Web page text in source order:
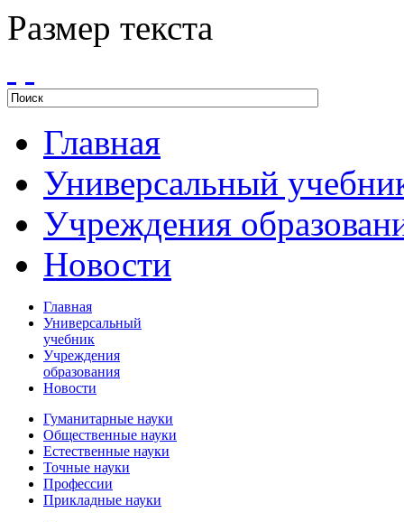
Размер текста
Главная
Универсальный
Учреждения
Новости
Главная
Универсальный
учебник
Учреждения
образования
Новости
Гуманитарные науки
Общественные науки
Естественные науки
Точные науки
Профессии
Прикладные науки